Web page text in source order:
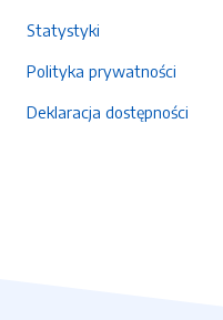
Statystyki
Polityka prywatności
Deklaracja dostępności